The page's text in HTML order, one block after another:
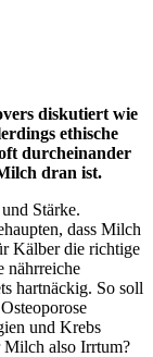
diskutiert wie
ethische
durcheinander
dran ist.
Stärke.
dass Milch
Kälber die richtige
nährreiche
hartnäckig. So soll
und Krebs
Milch also Irrtum?